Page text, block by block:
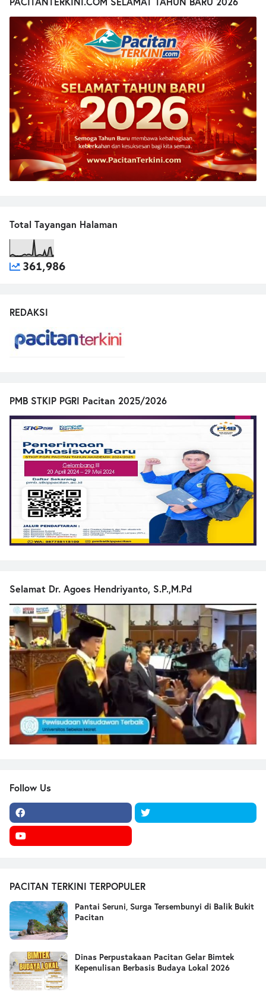
Total Tayangan Halaman
361,986
REDAKSI
PMB STKIP PGRI Pacitan 2025/2026
Selamat Dr. Agoes Hendriyanto, S.P.,M.Pd
Follow Us
PACITAN TERKINI TERPOPULER
Pantai Seruni, Surga Tersembunyi di Balik Bukit
Pacitan
Dinas Perpustakaan Pacitan Gelar Bimtek
Kepenulisan Berbasis Budaya Lokal 2026